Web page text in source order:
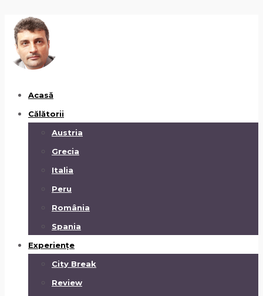
Acasă
Călătorii
Austria
Grecia
Italia
Peru
România
Spania
Experiențe
City Break
Review